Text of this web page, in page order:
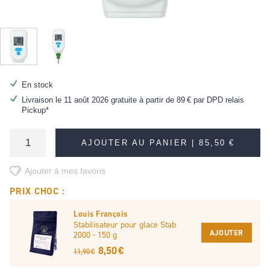
En stock
Livraison le 11 août 2026 gratuite à partir de 89 €par DPD relais
Pickup*
AJOUTER AU PANIER |85,50 €
Ajouter à mes favoris
PRIX CHOC :
Louis François
Stabilisateur pour glace Stab
2000 - 150 g
11,90 € 8,50 €
AJOUTER